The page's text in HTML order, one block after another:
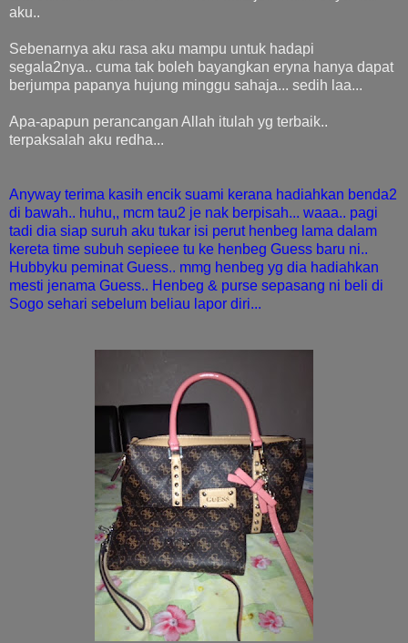
aku..
Sebenarnya aku rasa aku mampu untuk hadapi
segala2nya.. cuma tak boleh bayangkan eryna hanya dapat
berjumpa papanya hujung minggu sahaja... sedih laa...
Apa-apapun perancangan Allah itulah yg terbaik..
terpaksalah aku redha...
Anyway terima kasih encik suami kerana hadiahkan benda2
di bawah.. huhu,, mcm tau2 je nak berpisah... waaa.. pagi
tadi dia siap suruh aku tukar isi perut henbeg lama dalam
kereta time subuh sepieee tu ke henbeg Guess baru ni..
Hubbyku peminat Guess.. mmg henbeg yg dia hadiahkan
mesti jenama Guess.. Henbeg & purse sepasang ni be li di
Sogo sehari sebelum beliau lapor diri...